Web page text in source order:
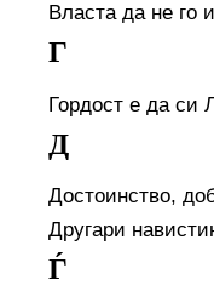
Власта да не го
Г
Гордост е да си
Д
Достоинство,
Другари
Ѓ